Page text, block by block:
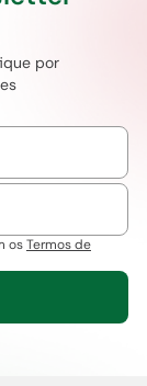
por
osTermos de